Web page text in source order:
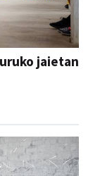
jaietan